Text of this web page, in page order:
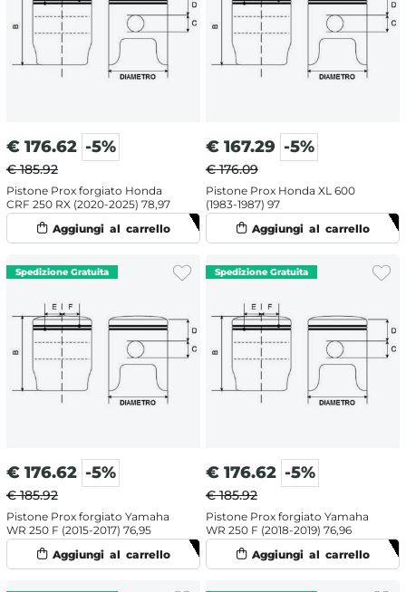
€ 176.62 -5%
€ 185.92
Pistone Prox forgiato Honda
CRF 250 RX (2020-2025) 78,97
€ 167.29 -5%
€ 176.09
Pistone Prox Honda XL 600
(1983-1987) 97
€ 176.62 -5%
€ 185.92
Pistone Prox forgiato Yamaha
WR 250 F (2015-2017) 76,95
€ 176.62 -5%
€ 185.92
Pistone Prox forgiato Yamaha
WR 250 F (2018-2019) 76,96